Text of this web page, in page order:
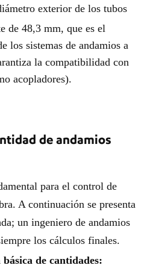
exterior de los tubos
de 48,3 mm, que es el
los sistemas de andamios a
la compatibilidad con
acopladores).
de andamios
para el control de
A continuación se presenta
un ingeniero de andamios
los cálculos finales.
de cantidades: